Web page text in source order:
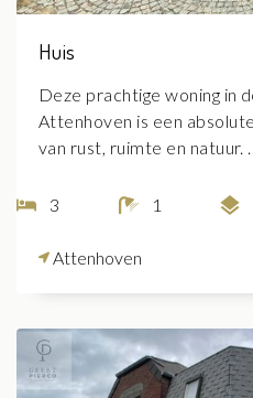
Huis
Deze prachtige woning in
Attenhoven is een
van rust, ruimte en natuur.
3 1
Attenhoven